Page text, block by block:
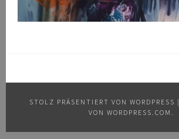
STOLZ PRÄSENTIERT VON WORDPRESS |
VON WORDPRESS.COM .